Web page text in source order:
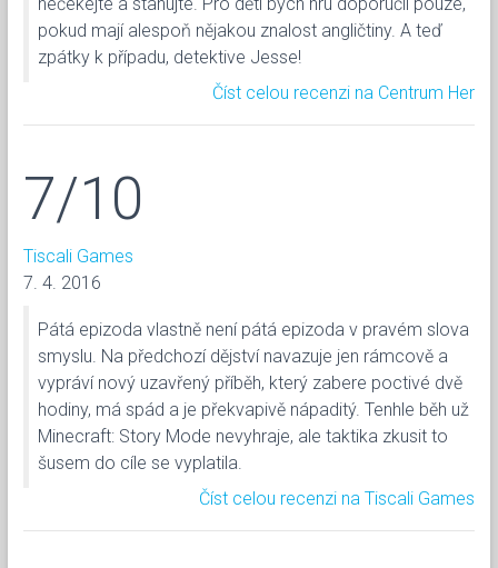
pokud mají alespoň nějakou znalost angličtiny. A teď
zpátky k případu, detektive Jesse!
Číst celou recenzi na Centrum Her
7/10
Tiscali Games
7. 4. 2016
Pátá epizoda vlastně není pátá epizoda v pravém slova
smyslu. Na předchozí dějství navazuje jen rámcově a
vypráví nový uzavřený příběh, který zabere poctivé dvě
hodiny, má spád a je překvapivě nápaditý. Tenhle běh už
Minecraft: Story Mode nevyhraje, ale taktika zkusit to
šusem do cíle se vyplatila.
Číst celou recenzi na Tiscali Games